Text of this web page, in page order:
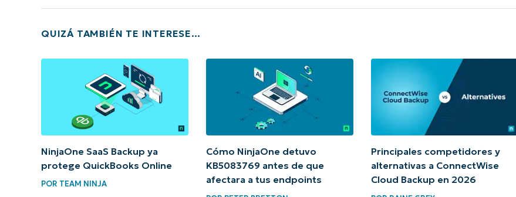
QUIZÁ TAMBIÉN TE INTERESE…
NinjaOne SaaS Backup ya
protege QuickBooks Online
POR TEAM NINJA
Cómo NinjaOne detuvo
KB5083769 antes de que
afectara a tus endpoints
Principales competidores y
alternativas a ConnectWise
Cloud Backup en 2026